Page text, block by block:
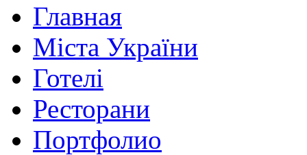
Главная
Міста України
Готелі
Ресторани
Портфолио